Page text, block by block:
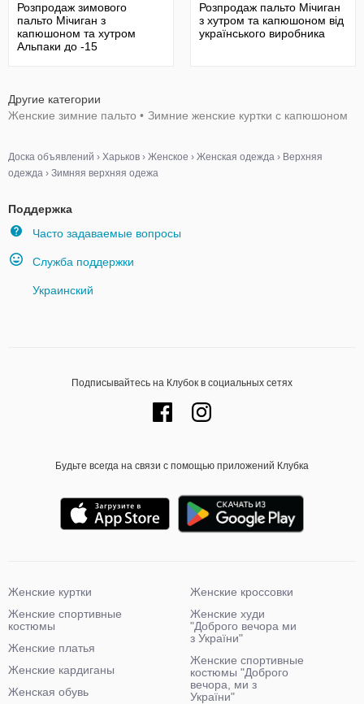
Розпродаж зимового
пальто Мічиган з
капюшоном та хутром
Альпаки до -15
Розпродаж пальто Мічиган
з хутром та капюшоном від
українського виробника
Другие категории
Женские зимние пальто • Зимние женские куртки с капюшоном
Доска объявлений › Харьков › Женское › Женская одежда › Верхняя
одежда › Зимняя верхняя одежа
Поддержка
Часто задаваемые вопросы
Служба поддержки
Украинский
Подписывайтесь на Клубок в социальных сетях
Будьте всегда на связи с помощью приложений Клубка
Женские куртки
Женские спортивные
костюмы
Женские платья
Женские кардиганы
Женская обувь
Женские кроссовки
Женские худи
"Доброго вечора ми
з України"
Женские спортивные
костюмы "Доброго
вечора, ми з
України"